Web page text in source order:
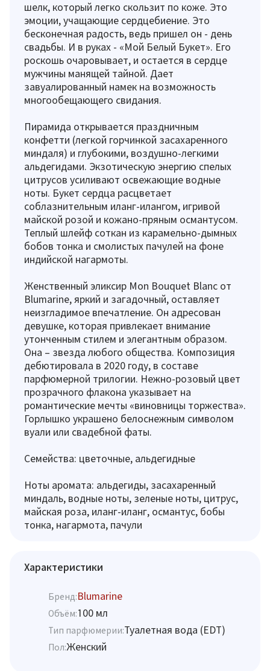
шелк, который легко скользит по коже. Это
эмоции, учащающие сердцебиение. Это
бесконечная радость, ведь пришел он - день
свадьбы. И в руках - «Мой Белый Букет». Его
роскошь очаровывает, и остается в сердце
мужчины манящей тайной. Дает
завуалированный намек на возможность
многообещающего свидания.
Пирамида открывается праздничным
конфетти (легкой горчинкой засахаренного
миндаля) и глубокими, воздушно-легкими
альдегидами. Экзотическую энергию спелых
цитрусов усиливают освежающие водные
ноты. Букет сердца расцветает
соблазнительным иланг-илангом, игривой
майской розой и кожано-пряным османтусом.
Теплый шлейф соткан из карамельно-дымных
бобов тонка и смолистых пачулей на фоне
индийской нагармоты.
Женственный эликсир Mon Bouquet Blanc от
Blumarine, яркий и загадочный, оставляет
неизгладимое впечатление. Он адресован
девушке, которая привлекает внимание
утонченным стилем и элегантным образом.
Она – звезда любого общества. Композиция
дебютировала в 2020 году, в составе
парфюмерной трилогии. Нежно-розовый цвет
прозрачного флакона указывает на
романтические мечты «виновницы торжества».
Горлышко украшено белоснежным символом
вуали или свадебной фаты.
Семейства: цветочные, альдегидные
Ноты аромата: альдегиды, засахаренный
миндаль, водные ноты, зеленые ноты, цитрус,
майская роза, иланг-иланг, османтус, бобы
тонка, нагармота, пачули
Характеристики
Бренд:Blumarine
Объём:100 мл
Тип парфюмерии:Туалетная вода (EDT)
Пол:Женский